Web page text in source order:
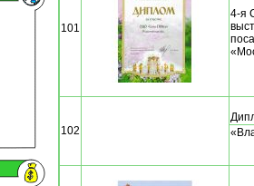
101
4-я
102